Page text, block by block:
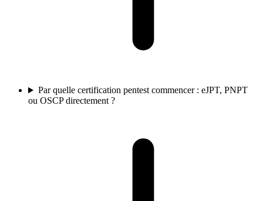
Par quelle certification pentest commencer : eJPT, PNPT
ou OSCP directement ?